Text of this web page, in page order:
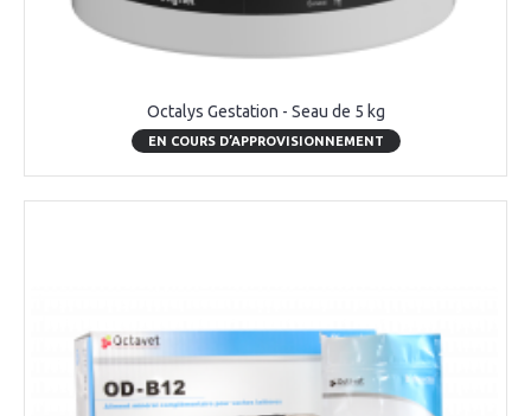
Octalys Gestation - Seau de 5 kg
EN COURS D’APPROVISIONNEMENT